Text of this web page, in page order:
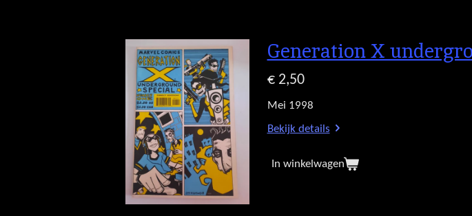
Generation X
€ 2,50
Mei 1998
Bekijk details
In winkelwagen